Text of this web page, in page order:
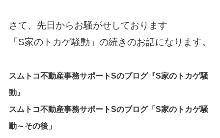
さて、先日からお騒がせしております
「S家のトカゲ騒動」の続きのお話になります。
スムトコ不動産事務サポートSのブログ『S家のトカゲ騒
動』
スムトコ不動産事務サポートSのブログ「S家のトカゲ騒
動～その後」